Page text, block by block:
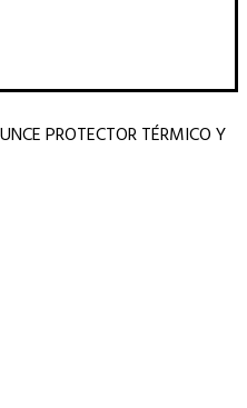
PROTECTOR TÉRMICO Y